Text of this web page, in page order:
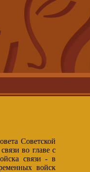
Советской
во главе с
связи - в
войск